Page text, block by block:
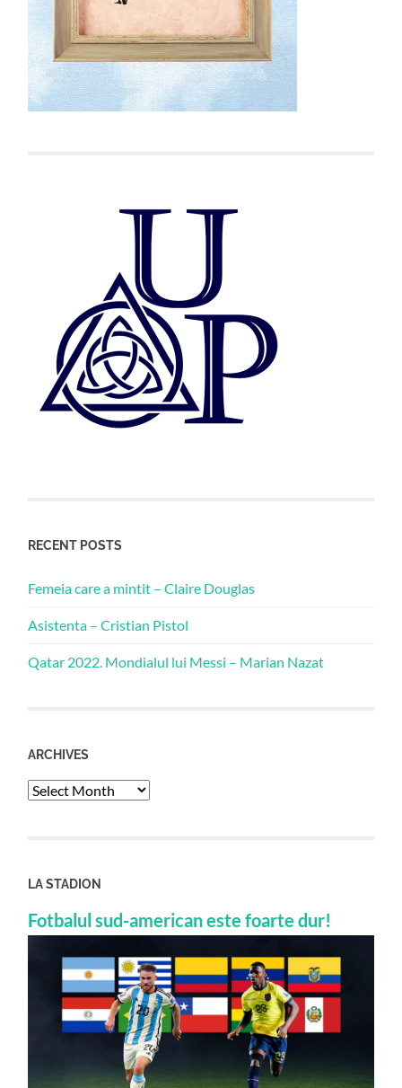
RECENT POSTS
Femeia care a mintit – Claire Douglas
Asistenta – Cristian Pistol
Qatar 2022. Mondialul lui Messi – Marian Nazat
ARCHIVES
Archives
LA STADION
Fotbalul sud-american este foarte dur!